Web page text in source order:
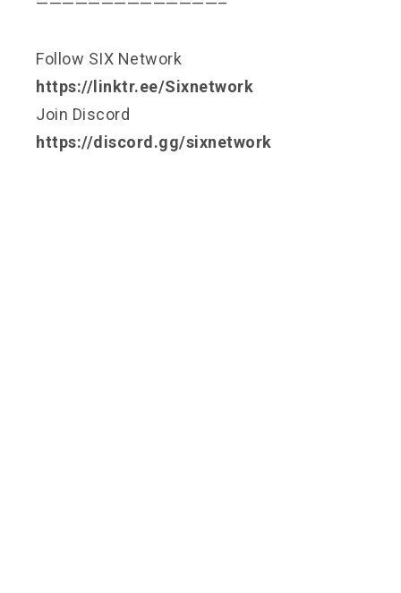
Follow SIX Network
https://linktr.ee/Sixnetwork
Join Discord
https://discord.gg/sixnetwork